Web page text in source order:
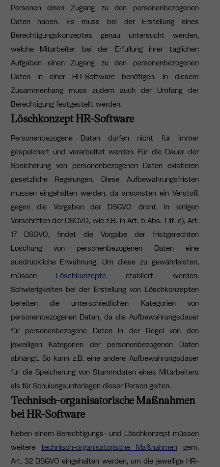
Personen einen Zugang zu den personenbezogenen
Daten haben. Es muss bei der Erstellung eines
Berechtigungskonzeptes genau untersucht werden,
welche Mitarbeiter bei der Erfüllung ihrer täglichen
Aufgaben einen Zugang zu den personenbezogenen
Daten in einer HR-Software benötigen. In diesem
Zusammenhang muss zudem auch der Umfang der
Berechtigung festgestellt werden.
Löschkonzept HR-Software
Personenbezogene Daten dürfen nicht für immer
gespeichert und verarbeitet werden. Für die Dauer der
Speicherung von personenbezogenen Daten existieren
gesetzliche Regelungen. Diese Aufbewahrungsfristen
müssen eingehalten werden, da ansonsten ein Verstoß
gegen die Vorgaben der DSGVO droht. In einigen
Vorschriften der DSGVO, wie z.B. in Art. 5 Abs. 1 lit. e), Art.
17 DSGVO, findet die Vorgabe der fristgerechten
Löschung von personenbezogenen Daten eine
ausdrückliche Erwähnung. Um diese zu gewährleisten,
müssen Löschkonzepte etabliert werden.
Schwierigkeiten bei der Erstellung von Löschkonzepten
bereiten die unterschiedlichen Kategorien von
personenbezogenen Daten, da die Aufbewahrungsdauer
für personenbezogene Daten in der Regel von den
jeweiligen Kategorien der personenbezogenen Daten
abhängt. So kann z.B. eine andere Aufbewahrungsdauer
für die Speicherung von Stammdaten eines Mitarbeiters
als für Schulungsunterlagen dieser Person gelten.
Technisch-organisatorische Maßnahmen
bei HR-Software
Neben einem Berechtigungs- und Löschkonzept müssen
weitere technisch-organisatorische Maßnahmengem.
Art. 32 DSGVO eingehalten werden, um die jeweilige HR-